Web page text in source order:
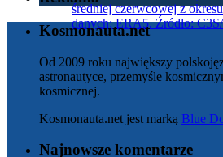
Kosmonauta.net
Od 2009 roku największy
astronautyce, przemyśle
kosmicznej.
Kosmonauta.net jest marką Blue
Najnowsze komentarze